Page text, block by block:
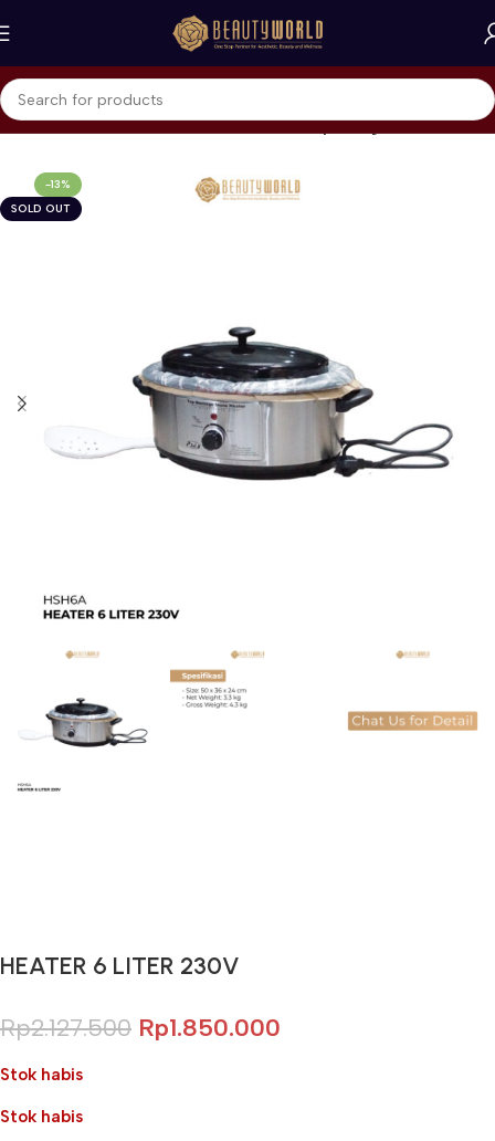
Beranda Home Care & Accessories Beauty Gadget
-13%
SOLD OUT
HEATER 6 LITER 230V
Rp2.127.500 Rp1.850.000
Stok habis
Stok habis